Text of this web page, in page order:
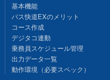
基本機能
バス快道EXのメリット
コース作成
デジタコ連動
乗務員スケジュール管理
出力データ一覧
動作環境（必要スペック）